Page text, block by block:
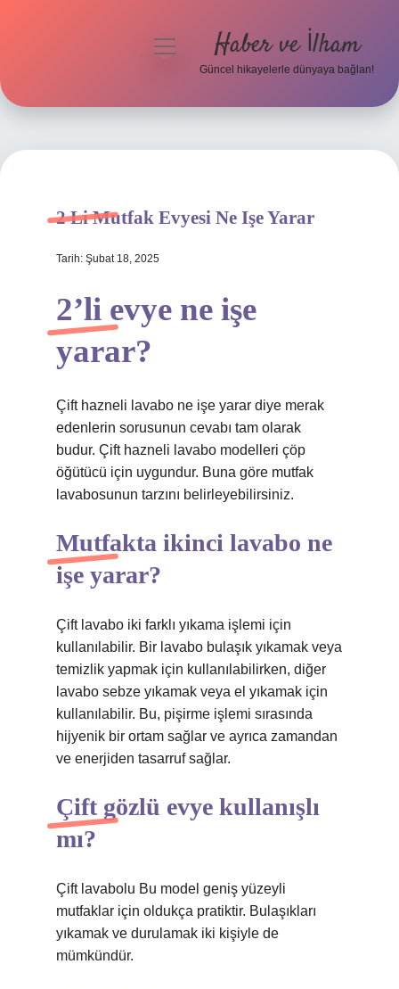
Hakkımızda
menüyü
Haber ve İlham
Güncel hikayelerle dünyaya bağlan!
2 Li Mutfak Evyesi Ne Işe Yarar
Tarih: Şubat 18, 2025
2’li evye ne işe
yarar?
Çift hazneli lavabo ne işe yarar diye merak
edenlerin sorusunun cevabı tam olarak
budur. Çift hazneli lavabo modelleri çöp
öğütücü için uygundur. Buna göre mutfak
lavabosunun tarzını belirleyebilirsiniz.
Mutfakta ikinci lavabo ne
işe yarar?
Çift lavabo iki farklı yıkama işlemi için
kullanılabilir. Bir lavabo bulaşık yıkamak veya
temizlik yapmak için kullanılabilirken, diğer
lavabo sebze yıkamak veya el yıkamak için
kullanılabilir. Bu, pişirme işlemi sırasında
hijyenik bir ortam sağlar ve ayrıca zamandan
ve enerjiden tasarruf sağlar.
Çift gözlü evye kullanışlı
mı?
Çift lavabolu Bu model geniş yüzeyli
mutfaklar için oldukça pratiktir. Bulaşıkları
yıkamak ve durulamak iki kişiyle de
mümkündür.